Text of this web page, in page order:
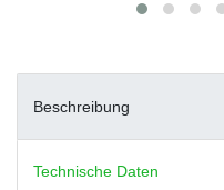
Beschreibung
Technische Daten